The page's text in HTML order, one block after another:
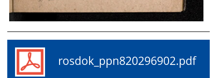
rosdok_ppn820296902.pdf